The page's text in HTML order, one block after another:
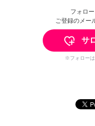
フォロ
ご登録のメー
サ
※フォローは